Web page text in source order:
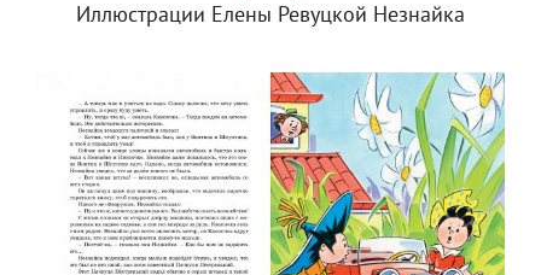
Иллюстрации Елены Ревуцкой Незнайка